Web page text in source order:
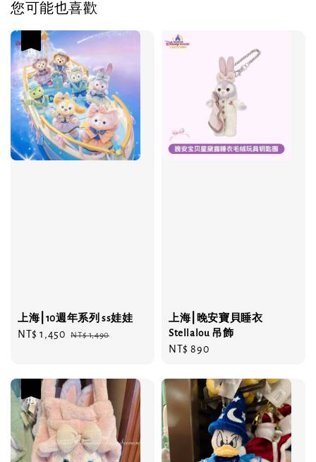
您可能也喜歡
上海⎮10週年系列 ss娃娃
Sale
NT$ 1,450 Regular
NT$ 1,490
上海⎮晚安寶貝睡衣
Stellalou 吊飾
Regular
NT$ 890